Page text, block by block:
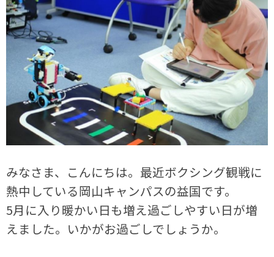
みなさま、こんにちは。最近ボクシング観戦に
熱中している岡山キャンパスの益国です。
5月に入り暖かい日も増え過ごしやすい日が増
えました。いかがお過ごしでしょうか。